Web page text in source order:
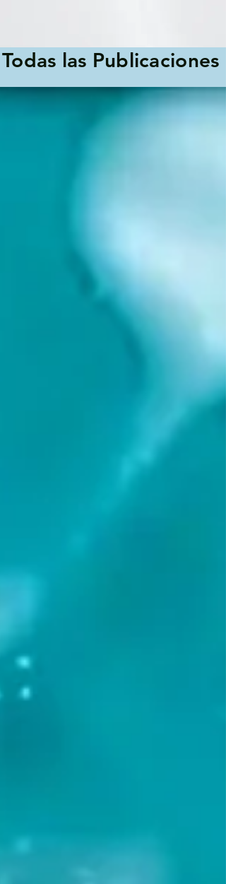
Todas las Publicaciones